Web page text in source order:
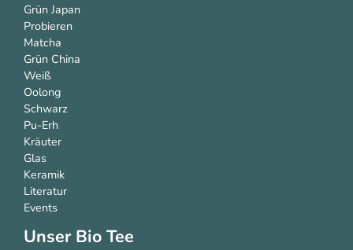
Grün Japan
Probieren
Matcha
Grün China
Weiß
Oolong
Schwarz
Pu-Erh
Kräuter
Glas
Keramik
Literatur
Events
Unser Bio Tee